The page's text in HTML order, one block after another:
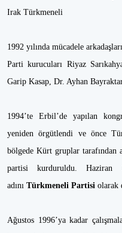
Irak Türkmeneli
1992 yılında mücadele
Parti kurucuları Riyaz
Garip Kasap, Dr. Ayhan
1994’te Erbil’de yapılan
yeniden örgütlendi ve önce
bölgede Kürt gruplar tarafından
partisi kurduruldu. Haziran
adını Türkmeneli Partisi olarak
Ağustos 1996’ya kadar